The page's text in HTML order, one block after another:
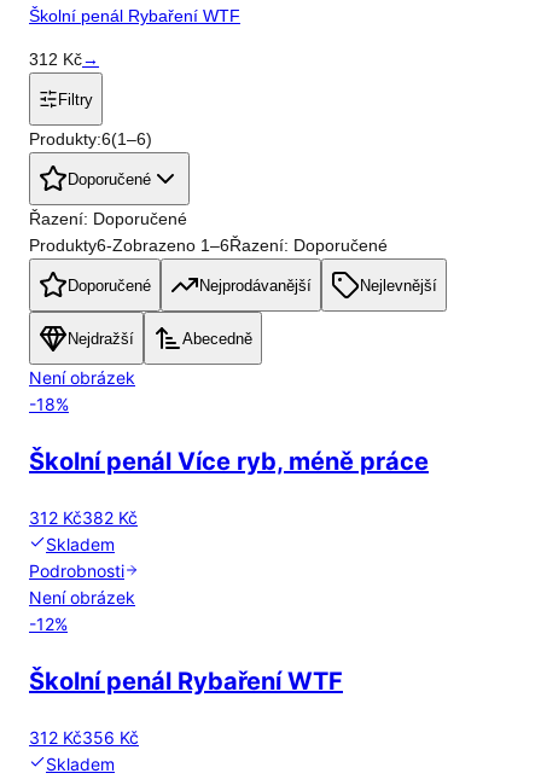
Školní penál Rybaření WTF
312 Kč→
Filtry
Produkty:6(1–6)
Doporučené
Řazení: Doporučené
Produkty6-Zobrazeno 1–6Řazení: Doporučené
Doporučené Nejprodávanější Nejlevnější
Nejdražší Abecedně
Není obrázek
-18%
Školní penál Více ryb, méně práce
312 Kč382 Kč
Skladem
Podrobnosti
Není obrázek
-12%
Školní penál Rybaření WTF
312 Kč356 Kč
Skladem